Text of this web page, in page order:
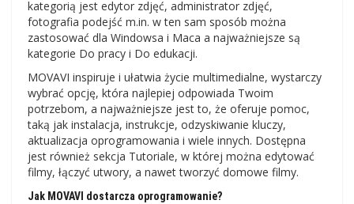
kategorią jest edytor zdjęć, administrator zdjęć,
fotografia podejść m.in. w ten sam sposób można
zastosować dla Windowsa i Maca a najważniejsze są
kategorie Do pracy i Do edukacji.
MOVAVI inspiruje i ułatwia życie multimedialne, wystarczy
wybrać opcję, która najlepiej odpowiada Twoim
potrzebom, a najważniejsze jest to, że oferuje pomoc,
taką jak instalacja, instrukcje, odzyskiwanie kluczy,
aktualizacja oprogramowania i wiele innych. Dostępna
jest również sekcja Tutoriale, w której można edytować
filmy, łączyć utwory, a nawet tworzyć domowe filmy.
Jak MOVAVI dostarcza oprogramowanie?